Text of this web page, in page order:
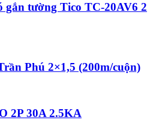
gắn tường Tico TC-20AV6 2
Phú 2×1,5 (200m/cuộn)
2P 30A 2.5KA